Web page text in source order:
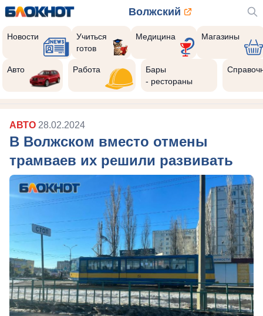
Волжский
Новости
Учиться
готов
Медицина Магазины
Авто Работа
Бары
- рестораны
АВТО 28.02.2024
В Волжском вместо отмены
трамваев их решили развивать